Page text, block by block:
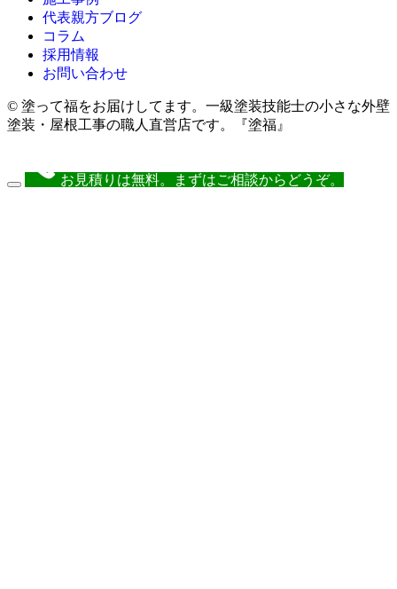
代表親方ブログ
コラム
採用情報
お問い合わせ
© 塗って福をお届けしてます。一級塗装技能士の小さな外壁
塗装・屋根工事の職人直営店です。『塗福』
お見積りは無料。まずはご相談からどうぞ。